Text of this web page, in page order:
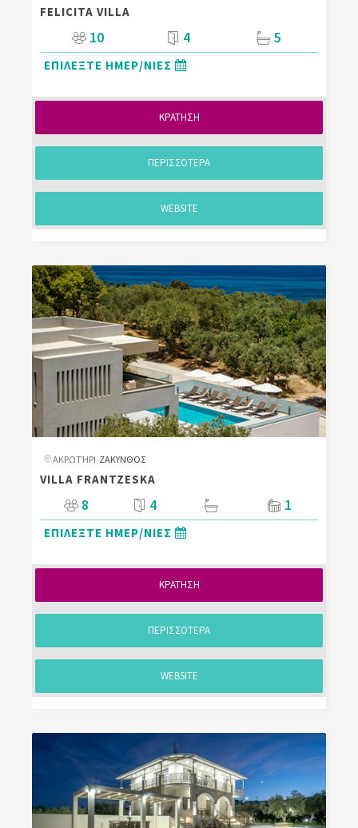
FELICITA VILLA
10 4 5
ΕΠΙΛΕΞΤΕ ΗΜΕΡ/ΝΙΕΣ
ΚΡΑΤΗΣΗ
ΠΕΡΙΣΣΟΤΕΡΑ
WEBSITE
ΑΚΡΩΤΉΡΙ ΖΑΚΥΝΘΟΣ
VILLA FRANTZESKA
8 4 1
ΕΠΙΛΕΞΤΕ ΗΜΕΡ/ΝΙΕΣ
ΚΡΑΤΗΣΗ
ΠΕΡΙΣΣΟΤΕΡΑ
WEBSITE